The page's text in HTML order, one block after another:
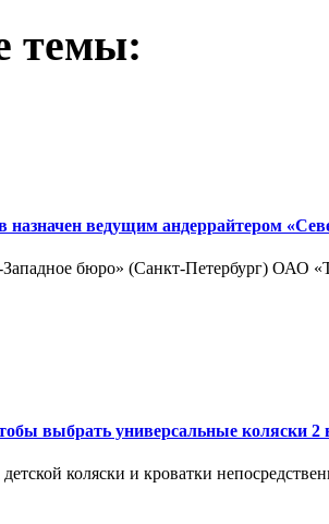
темы:
назначен ведущим андеррайтером
бюро» (Санкт-Петербург) ОАО
выбрать универсальные коляски 2
коляски и кроватки